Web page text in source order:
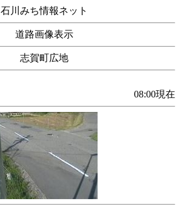
石川みち情報ネット
道路画像表示
志賀町広地
08:00現在